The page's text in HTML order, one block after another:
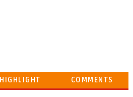
HIGHLIGHT COMMENTS